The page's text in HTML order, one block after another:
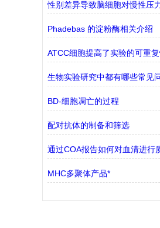
Phadebas 的淀粉酶相关介绍
ATCC细胞提高了实验的可重
生物实验研究中都有哪些常见
BD-细胞凋亡的过程
配对抗体的制备和筛选
通过COA报告如何对血清进行
MHC多聚体产品*